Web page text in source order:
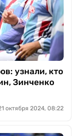
узнали, кто
Зинченко
октября 2024, 08:22